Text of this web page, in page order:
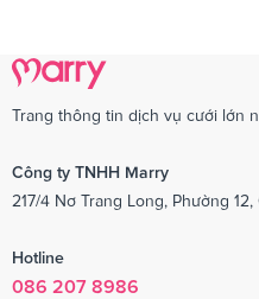
Trang thông tin dịch vụ cưới lớn
Công ty TNHH Marry
217/4 Nơ Trang Long, Phường
Hotline
086 207 8986